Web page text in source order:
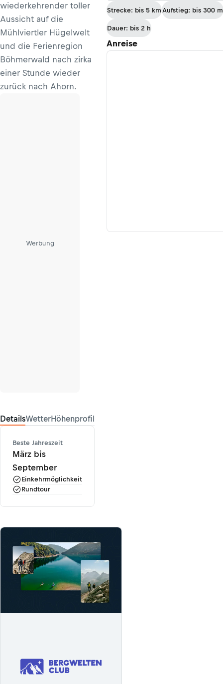
wiederkehrender toller
Aussicht auf die
Mühlviertler Hügelwelt
und die Ferienregion
Böhmerwald nach zirka
einer Stunde wieder
zurück nach Ahorn.
Werbung
DetailsWetterHöhenprofil
Beste Jahreszeit
März bis
September
Einkehrmöglichkeit
Rundtour
Strecke: bis 5 km Aufstieg: bis 300 m
Dauer: bis 2 h
Anreise